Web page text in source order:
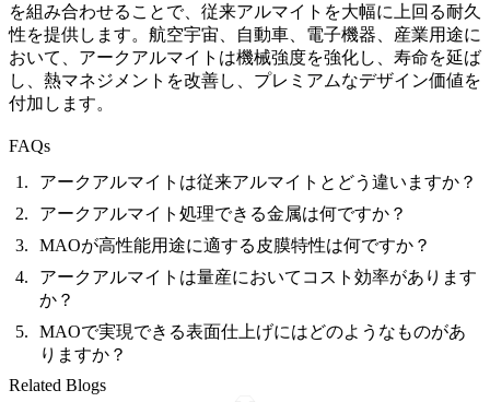
を組み合わせることで、従来アルマイトを大幅に上回る耐久
性を提供します。航空宇宙、自動車、電子機器、産業用途に
おいて、アークアルマイトは機械強度を強化し、寿命を延ば
し、熱マネジメントを改善し、プレミアムなデザイン価値を
付加します。
FAQs
アークアルマイトは従来アルマイトとどう違いますか？
アークアルマイト処理できる金属は何ですか？
MAOが高性能用途に適する皮膜特性は何ですか？
アークアルマイトは量産においてコスト効率があります
か？
MAOで実現できる表面仕上げにはどのようなものがあ
りますか？
Related Blogs